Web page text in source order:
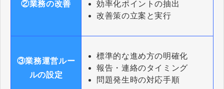
②業務の改善
効率化ポイントの抽出
改善策の立案と実行
③業務運営ルー
ルの設定
標準的な進め方の明確化
報告・連絡のタイミング
問題発生時の対応手順